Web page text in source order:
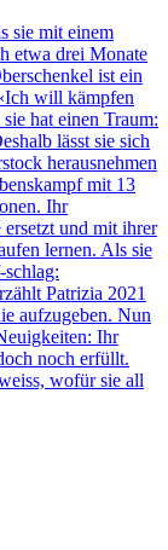
sie mit einem
etwa drei Monate
ist ein
will kämpfen
hat einen Traum:
lässt sie sich
herausnehmen
mit 13
Ihr
und mit ihrer
lernen. Als sie
Patrizia 2021
aufzugeben. Nun
Ihr
noch erfüllt.
wofür sie all